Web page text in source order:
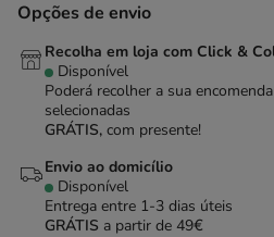
Opções de envio
Recolha em loja com Click &
Disponível
Poderá recolher a sua
selecionadas
GRÁTIS, com presente!
Envio ao domicílio
Disponível
Entrega entre 1-3 dias úteis
GRÁTIS a partir de 49€